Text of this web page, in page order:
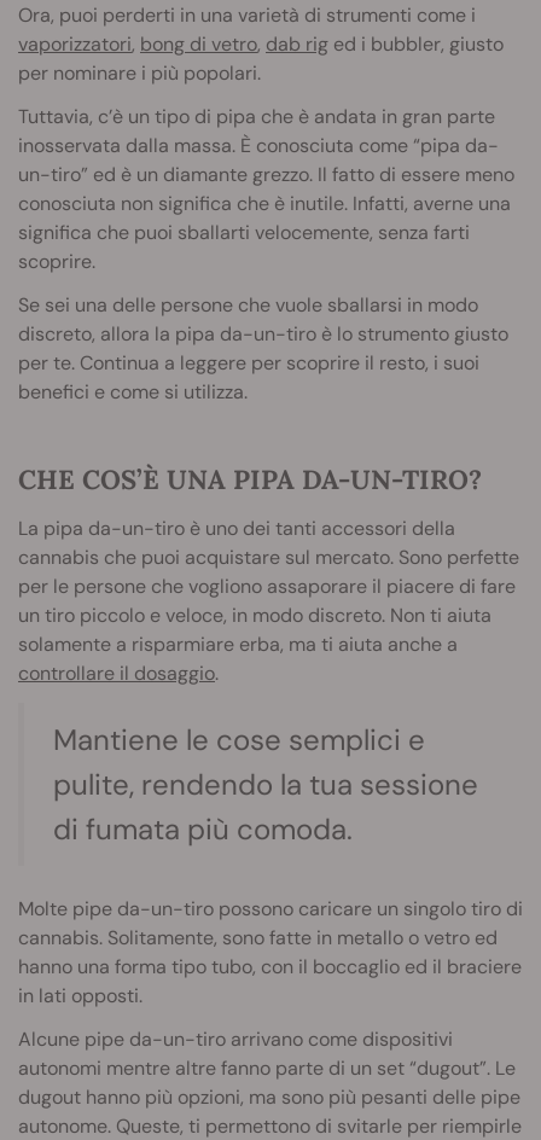
Ora, puoi perderti in una varietà di strumenti come i
vaporizzatori, bong di vetro, dab rig ed i bubbler, giusto
per nominare i più popolari.
Tuttavia, c’è un tipo di pipa che è andata in gran parte
inosservata dalla massa. È conosciuta come “pipa da-
un-tiro” ed è un diamante grezzo. Il fatto di essere meno
conosciuta non significa che è inutile. Infatti, averne una
significa che puoi sballarti velocemente, senza farti
scoprire.
Se sei una delle persone che vuole sballarsi in modo
discreto, allora la pipa da-un-tiro è lo strumento giusto
per te. Continua a leggere per scoprire il resto, i suoi
benefici e come si utilizza.
CHE COS’È UNA PIPA DA-UN-TIRO?
La pipa da-un-tiro è uno dei tanti accessori della
cannabis che puoi acquistare sul mercato. Sono perfette
per le persone che vogliono assaporare il piacere di fare
un tiro piccolo e veloce, in modo discreto. Non ti aiuta
solamente a risparmiare erba, ma ti aiuta anche a
controllare il dosaggio.
Mantiene le cose semplici e
pulite, rendendo la tua sessione
di fumata più comoda.
Molte pipe da-un-tiro possono caricare un singolo tiro di
cannabis. Solitamente, sono fatte in metallo o vetro ed
hanno una forma tipo tubo, con il boccaglio ed il braciere
in lati opposti.
Alcune pipe da-un-tiro arrivano come dispositivi
autonomi mentre altre fanno parte di un set “dugout”. Le
dugout hanno più opzioni, ma sono più pesanti delle pipe
autonome. Queste, ti permettono di svitarle per riempirle